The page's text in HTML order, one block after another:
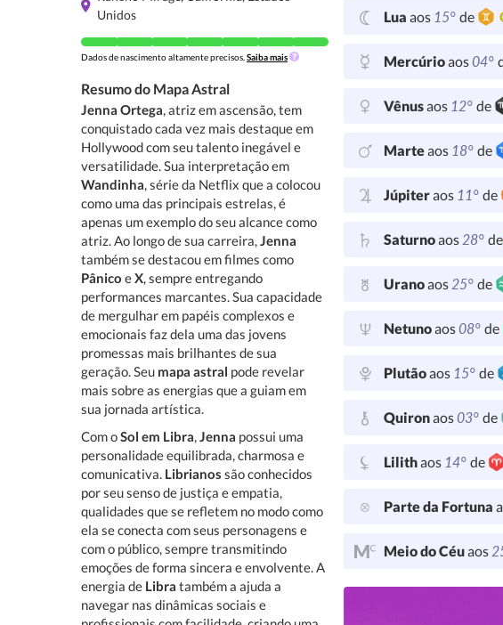
Unidos
Dados de nascimento altamente precisos. Saiba mais
Resumo do Mapa Astral
Jenna Ortega, atriz em ascensão, tem
conquistado cada vez mais destaque em
Hollywood com seu talento inegável e
versatilidade. Sua interpretação em
Wandinha, série da Netflix que a colocou
como uma das principais estrelas, é
apenas um exemplo do seu alcance como
atriz. Ao longo de sua carreira,Jenna
também se destacou em filmes como
Pânico eX, sempre entregando
performances marcantes. Sua capacidade
de mergulhar em papéis complexos e
emocionais faz dela uma das jovens
promessas mais brilhantes de sua
geração. Seu mapa astral pode revelar
mais sobre as energias que a guiam em
sua jornada artística.
Com oSol em Libra,Jenna possui uma
personalidade equilibrada, charmosa e
comunicativa. Librianos são conhecidos
por seu senso de justiça e empatia,
qualidades que se refletem no modo como
ela se conecta com seus personagens e
com o público, sempre transmitindo
emoções de forma sincera e envolvente. A
energia de Libra também a ajuda a
navegar nas dinâmicas sociais e
Lua aos 15° de
Mercúrioaos04°
Vênusaos 12° de
Marteaos 18° de
Júpiteraos 11° de
Saturnoaos28° de
Uranoaos25° de
Netunoaos08° de
Plutãoaos 15° de
Quironaos03° de
Lilithaos 14° de
Parte da Fortuna
Meio do Céuaos